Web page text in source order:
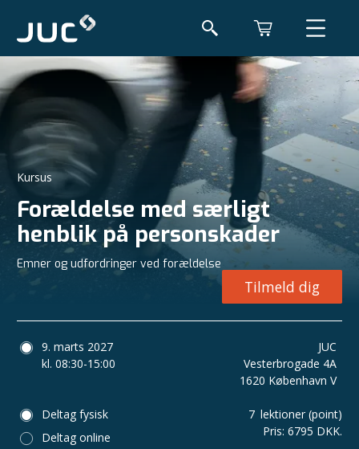
Kursus
Forældelse med særligt
henblik på personskader
Emner og udfordringer ved forældelse
Tilmeld dig
9. marts 2027
kl. 08:30-15:00
JUC
Vesterbrogade 4A
1620 København V
Deltag fysisk
Deltag online
7 lektioner (point)
Pris: 6795 DKK.